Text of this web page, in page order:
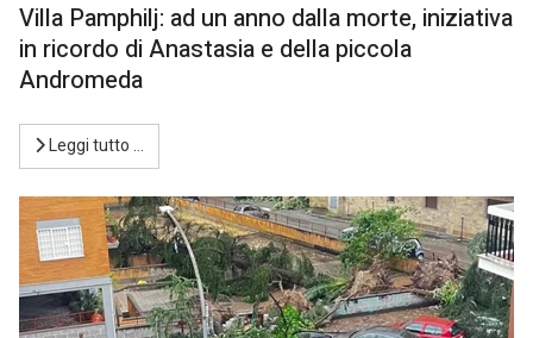
Villa Pamphilj: ad un anno dalla morte, iniziativa
in ricordo di Anastasia e della piccola
Andromeda
Leggi tutto …